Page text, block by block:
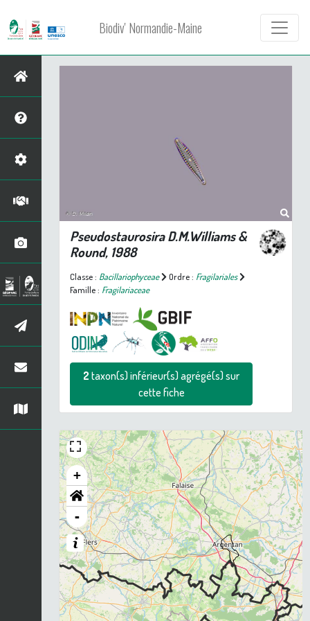
Biodiv' Normandie-Maine
PseudostaurosiraD.M.Williams &
Round, 1988
Classe : Bacillariophyceae Ordre : Fragilariales
Famille : Fragilariaceae
2taxon(s) inférieur(s) agrégé(s) sur
cette fiche
+
-